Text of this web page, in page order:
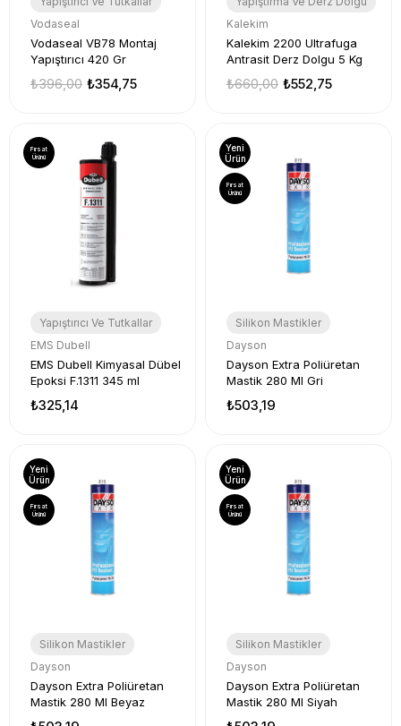
Vodaseal
Vodaseal VB78 Montaj
Yapıştırıcı 420 Gr
₺354,75
₺396,00
Kalekim
Kalekim 2200 Ultrafuga
Antrasit Derz Dolgu 5 Kg
₺552,75
₺660,00
Yapıştırıcı Ve Tutkallar
EMS Dubell
EMS Dubell Kimyasal Dübel
Epoksi F.1311 345 ml
₺325,14
Fırsat
Ürünü
Silikon Mastikler
Dayson
Dayson Extra Poliüretan
Mastik 280 Ml Gri
₺503,19
Yeni
Ürün
Fırsat
Ürünü
Silikon Mastikler
Dayson
Dayson Extra Poliüretan
Mastik 280 Ml Beyaz
Yeni
Ürün
Fırsat
Ürünü
Silikon Mastikler
Dayson
Dayson Extra Poliüretan
Mastik 280 Ml Siyah
Yeni
Ürün
Fırsat
Ürünü